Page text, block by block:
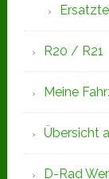
R20 / R21
Meine
Übersicht
D-Rad